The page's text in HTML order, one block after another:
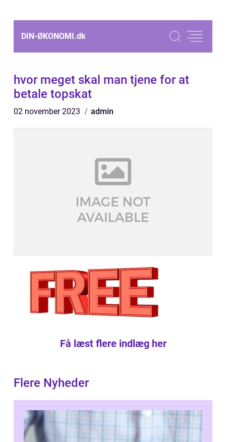
DIN-ØKONOMI.dk
hvor meget skal man tjene for at
betale topskat
02 november 2023 admin
Få læst flere indlæg her
Flere Nyheder